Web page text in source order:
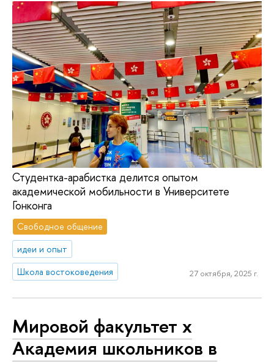
Студентка-арабистка делится опытом
академической мобильности в Университете
Гонконга
Свободное общение
идеи и опыт
Школа востоковедения
27 октября, 2025 г.
Мировой факультет х
Академия школьников в